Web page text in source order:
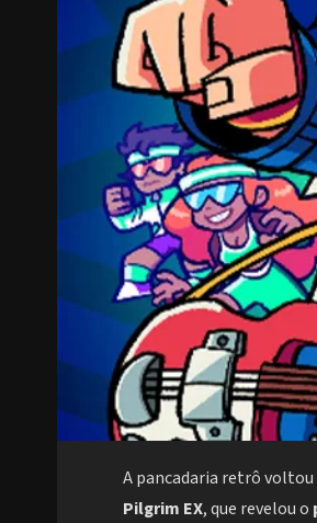
A pancadaria retrô
Pilgrim EX, que revelou o